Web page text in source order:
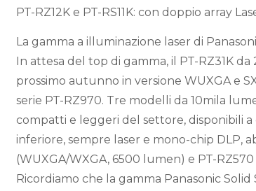
PT-RZ12K e PT-RS11K: con doppio array
La gamma a illuminazione laser di
In attesa del top di gamma, il PT-RZ31K
prossimo autunno in versione WUXGA e
serie PT-RZ970. Tre modelli da 10mila
compatti e leggeri del settore, disponibili
inferiore, sempre laser e mono-chip DLP,
(WUXGA/WXGA, 6500 lumen) e PT-
Ricordiamo che la gamma Panasonic